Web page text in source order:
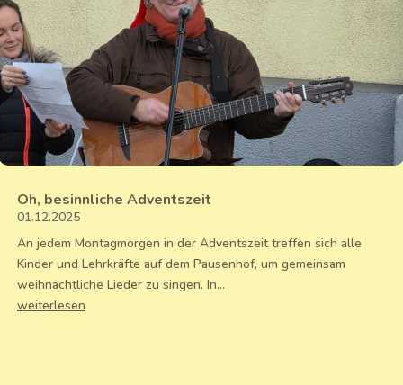
Oh, besinnliche Adventszeit
01.12.2025
An jedem Montagmorgen in der Adventszeit treffen sich alle
Kinder und Lehrkräfte auf dem Pausenhof, um gemeinsam
weihnachtliche Lieder zu singen. In...
weiterlesen